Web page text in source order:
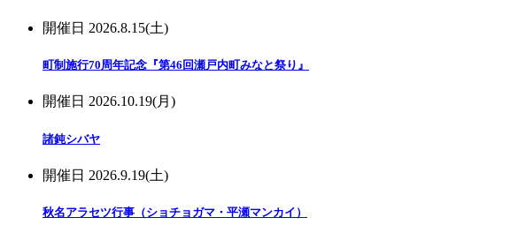
開催日 2026.8.15(土)
町制施行70周年記念『第46回瀬戸内町みなと祭り』
開催日 2026.10.19(月)
諸鈍シバヤ
開催日 2026.9.19(土)
秋名アラセツ行事（ショチョガマ・平瀬マンカイ）